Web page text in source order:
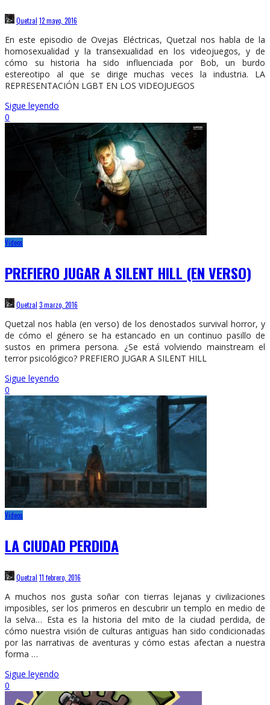
Quetzal 12 mayo, 2016
En este episodio de Ovejas Eléctricas, Quetzal nos habla de la
homosexualidad y la transexualidad en los videojuegos, y de
cómo su historia ha sido influenciada por Bob, un burdo
estereotipo al que se dirige muchas veces la industria. LA
REPRESENTACIÓN LGBT EN LOS VIDEOJUEGOS
Sigue leyendo
0
Vídeos
PREFIERO JUGAR A SILENT HILL (EN VERSO)
Quetzal 3 marzo, 2016
Quetzal nos habla (en verso) de los denostados survival horror, y
de cómo el género se ha estancado en un continuo pasillo de
sustos en primera persona. ¿Se está volviendo mainstream el
terror psicológico? PREFIERO JUGAR A SILENT HILL
Sigue leyendo
0
Vídeos
LA CIUDAD PERDIDA
Quetzal 11 febrero, 2016
A muchos nos gusta soñar con tierras lejanas y civilizaciones
imposibles, ser los primeros en descubrir un templo en medio de
la selva… Esta es la historia del mito de la ciudad perdida, de
cómo nuestra visión de culturas antiguas han sido condicionadas
por las narrativas de aventuras y cómo estas afectan a nuestra
forma …
Sigue leyendo
0